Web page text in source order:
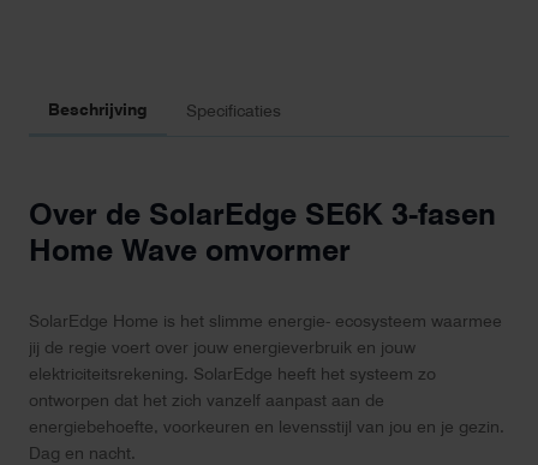
Beschrijving Specificaties
Over de SolarEdge SE6K 3-fasen
Home Wave omvormer
SolarEdge Home is het slimme energie- ecosysteem waarmee
jij de regie voert over jouw energieverbruik en jouw
elektriciteitsrekening. SolarEdge heeft het systeem zo
ontworpen dat het zich vanzelf aanpast aan de
energiebehoefte, voorkeuren en levensstijl van jou en je gezin.
Dag en nacht.